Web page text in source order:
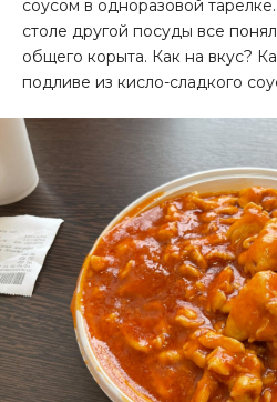
соусом в одноразовой
столе другой посуды все
общего корыта. Как на вкус?
подливе из кисло-сладкого